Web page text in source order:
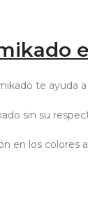
te ayuda
sin su
en los colores